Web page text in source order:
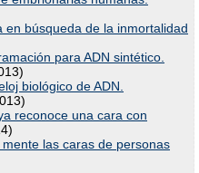
búsqueda de la inmortalidad
para ADN sintético.
biológico de ADN.
reconoce una cara con
las caras de personas